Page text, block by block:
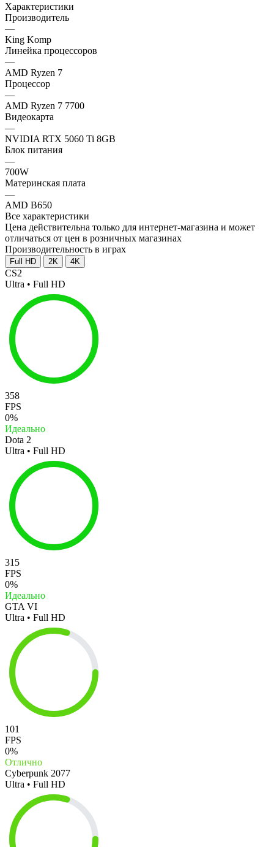
Характеристики
Производитель
—
King Komp
Линейка процессоров
—
AMD Ryzen 7
Процессор
—
AMD Ryzen 7 7700
Видеокарта
—
NVIDIA RTX 5060 Ti 8GB
Блок питания
—
700W
Материнская плата
—
AMD B650
Все характеристики
Цена действительна только для интернет-магазина и может
отличаться от цен в розничных магазинах
Производительность в играх
Full HD 2K 4K
CS2
Ultra • Full HD
358
FPS
0%
Идеально
Dota 2
Ultra • Full HD
315
FPS
0%
Идеально
GTA VI
Ultra • Full HD
101
FPS
0%
Отлично
Cyberpunk 2077
Ultra • Full HD